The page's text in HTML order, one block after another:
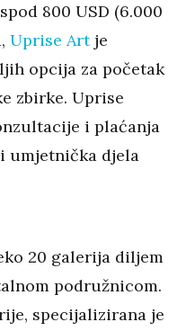
800 USD (6.000
Uprise Art je
opcija za početak
zbirke. Uprise
i plaćanja
umjetnička djela
20 galerija diljem
podružnicom.
specijalizirana je